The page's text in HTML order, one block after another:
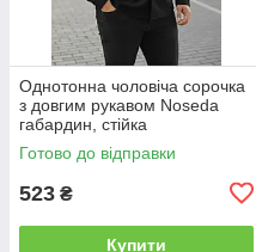
Однотонна чоловіча сорочка
з довгим рукавом Noseda
габардин, стійка
Готово до відправки
523 ₴
Купити